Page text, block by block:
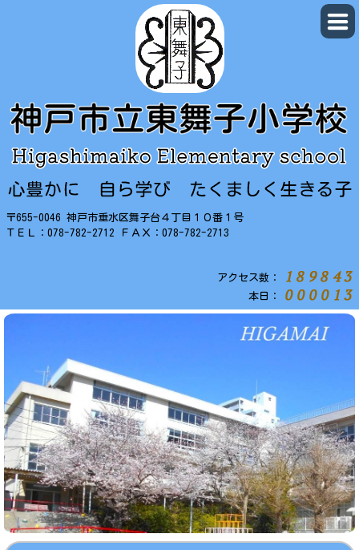
〒655-0046 神戸市垂水区舞子台４丁目１０番１号
ＴＥＬ：078-782-2712 ＦＡＸ：078-782-2713
アクセス数：
本日：